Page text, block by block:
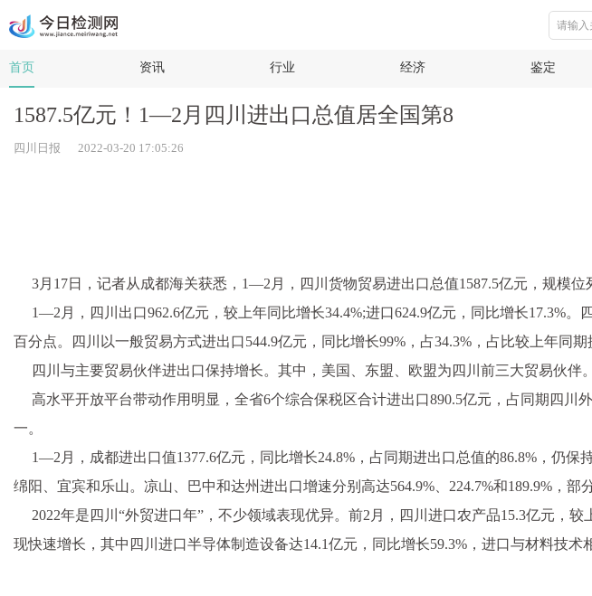
首页 资讯 行业 经济 鉴定
1587.5亿元！1—2月四川进出口总值居全国第8
四川日报 2022-03-20 17:05:26
3月17日，记者从成都海关获悉，1—2月，四川货物贸易进出口总值1587.5亿元，规模位
1—2月，四川出口962.6亿元，较上年同比增长34.4%;进口624.9亿元，同比增长17.3%
百分点。四川以一般贸易方式进出口544.9亿元，同比增长99%，占34.3%，占比较上年同
四川与主要贸易伙伴进出口保持增长。其中，美国、东盟、欧盟为四川前三大贸易伙伴
高水平开放平台带动作用明显，全省6个综合保税区合计进出口890.5亿元，占同期四
一。
1—2月，成都进出口值1377.6亿元，同比增长24.8%，占同期进出口总值的86.8%，仍
绵阳、宜宾和乐山。凉山、巴中和达州进出口增速分别高达564.9%、224.7%和189.9%，部
2022年是四川“外贸进口年”，不少领域表现优异。前2月，四川进口农产品15.3亿元，
现快速增长，其中四川进口半导体制造设备达14.1亿元，同比增长59.3%，进口与材料技